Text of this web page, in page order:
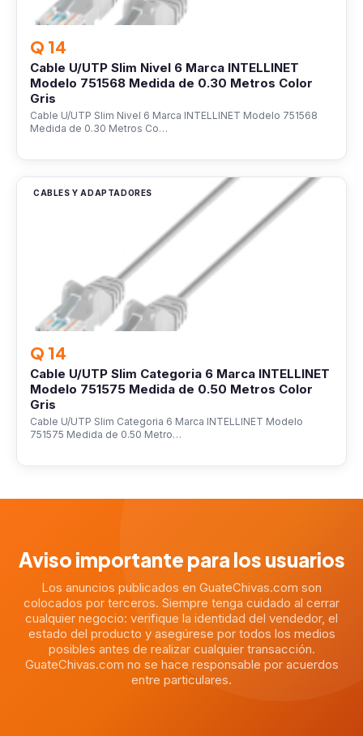
Q 14
Cable U/UTP Slim Nivel 6 Marca INTELLINET
Modelo 751568 Medida de 0.30 Metros Color
Gris
Cable U/UTP Slim Nivel 6 Marca INTELLINET Modelo 751568
Medida de 0.30 Metros Co…
CABLES Y ADAPTADORES
Q 14
Cable U/UTP Slim Categoria 6 Marca INTELLINET
Modelo 751575 Medida de 0.50 Metros Color
Gris
Cable U/UTP Slim Categoria 6 Marca INTELLINET Modelo
751575 Medida de 0.50 Metro…
Aviso importante para los usuarios
Los anuncios publicados en GuateChivas.com son
colocados por terceros. Siempre tenga cuidado al cerrar
cualquier negocio: verifique la identidad del vendedor, el
estado del producto y asegúrese por todos los medios
posibles antes de realizar cualquier transacción.
GuateChivas.com no se hace responsable por acuerdos
entre particulares.